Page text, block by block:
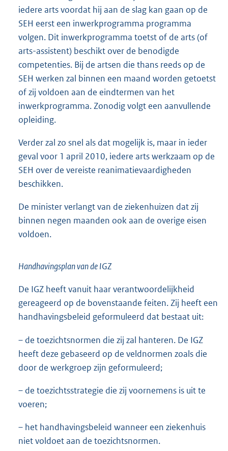
iedere arts voordat hij aan de slag kan gaan op de
SEH eerst een inwerkprogramma programma
volgen. Dit inwerkprogramma toetst of de arts (of
arts-assistent) beschikt over de benodigde
competenties. Bij de artsen die thans reeds op de
SEH werken zal binnen een maand worden getoetst
of zij voldoen aan de eindtermen van het
inwerkprogramma. Zonodig volgt een aanvullende
opleiding.
Verder zal zo snel als dat mogelijk is, maar in ieder
geval voor 1 april 2010, iedere arts werkzaam op de
SEH over de vereiste reanimatievaardigheden
beschikken.
De minister verlangt van de ziekenhuizen dat zij
binnen negen maanden ook aan de overige eisen
voldoen.
Handhavingsplan van de IGZ
De IGZ heeft vanuit haar verantwoordelijkheid
gereageerd op de bovenstaande feiten. Zij heeft een
handhavingsbeleid geformuleerd dat bestaat uit:
– de toezichtsnormen die zij zal hanteren. De IGZ
heeft deze gebaseerd op de veldnormen zoals die
door de werkgroep zijn geformuleerd;
– de toezichtsstrategie die zij voornemens is uit te
voeren;
– het handhavingsbeleid wanneer een ziekenhuis
niet voldoet aan de toezichtsnormen.